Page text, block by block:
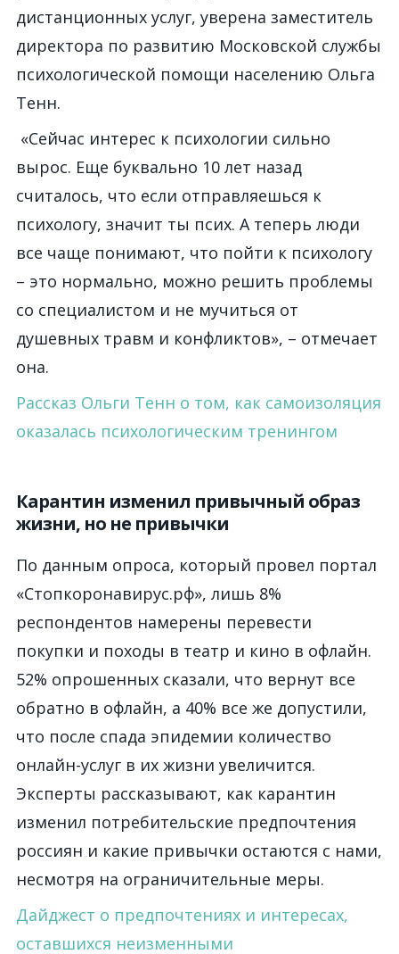
дистанционных услуг, уверена заместитель
директора по развитию Московской службы
психологической помощи населению Ольга
Тенн.
«Сейчас интерес к психологии сильно
вырос. Еще буквально 10 лет назад
считалось, что если отправляешься к
психологу, значит ты псих. А теперь люди
все чаще понимают, что пойти к психологу
– это нормально, можно решить проблемы
со специалистом и не мучиться от
душевных травм и конфликтов», – отмечает
она.
Рассказ Ольги Тенн о том, как самоизоляция
оказалась психологическим тренингом
Карантин изменил привычный образ
жизни, но не привычки
По данным опроса, который провел портал
«Стопкоронавирус.рф», лишь 8%
респондентов намерены перевести
покупки и походы в театр и кино в офлайн.
52% опрошенных сказали, что вернут все
обратно в офлайн, а 40% все же допустили,
что после спада эпидемии количество
онлайн-услуг в их жизни увеличится.
Эксперты рассказывают, как карантин
изменил потребительские предпочтения
россиян и какие привычки остаются с нами,
несмотря на ограничительные меры.
Дайджест о предпочтениях и интересах,
оставшихся неизменными